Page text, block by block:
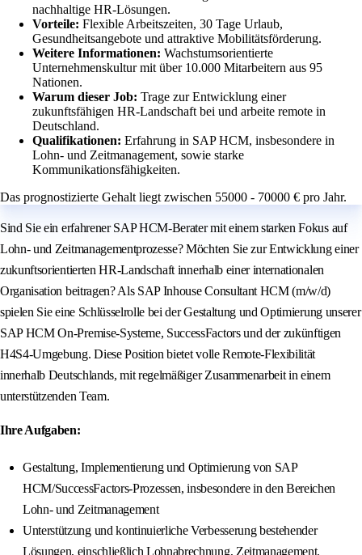
nachhaltige HR-Lösungen.
Vorteile: Flexible Arbeitszeiten, 30 Tage Urlaub,
Gesundheitsangebote und attraktive Mobilitätsförderung.
Weitere Informationen: Wachstumsorientierte
Unternehmenskultur mit über 10.000 Mitarbeitern aus 95
Nationen.
Warum dieser Job: Trage zur Entwicklung einer
zukunftsfähigen HR-Landschaft bei und arbeite remote in
Deutschland.
Qualifikationen: Erfahrung in SAP HCM, insbesondere in
Lohn- und Zeitmanagement, sowie starke
Kommunikationsfähigkeiten.
Das prognostizierte Gehalt liegt zwischen 55000 - 70000 € pro Jahr.
Sind Sie ein erfahrener SAP HCM-Berater mit einem starken Fokus auf
Lohn- und Zeitmanagementprozesse? Möchten Sie zur Entwicklung einer
zukunftsorientierten HR-Landschaft innerhalb einer internationalen
Organisation beitragen? Als SAP Inhouse Consultant HCM (m/w/d)
spielen Sie eine Schlüsselrolle bei der Gestaltung und Optimierung unserer
SAP HCM On-Premise-Systeme, SuccessFactors und der zukünftigen
H4S4-Umgebung. Diese Position bietet volle Remote-Flexibilität
innerhalb Deutschlands, mit regelmäßiger Zusammenarbeit in einem
unterstützenden Team.
Ihre Aufgaben:
Gestaltung, Implementierung und Optimierung von SAP
HCM/SuccessFactors-Prozessen, insbesondere in den Bereichen
Lohn- und Zeitmanagement
Unterstützung und kontinuierliche Verbesserung bestehender
Lösungen, einschließlich Lohnabrechnung, Zeitmanagement,